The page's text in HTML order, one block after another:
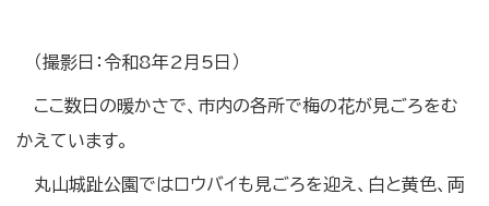
（撮影日：令和8年2月5日）
ここ数日の暖かさで、市内の各所で梅の花が見ごろをむ
かえています。
丸山城趾公園ではロウバイも見ごろを迎え、白と黄色、両